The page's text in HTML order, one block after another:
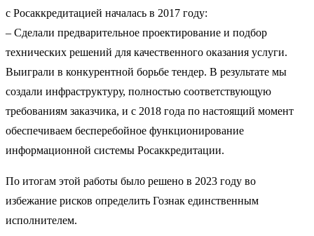
с Росаккредитацией началась в 2017 году:
– Сделали предварительное проектирование и подбор
технических решений для качественного оказания услуги.
Выиграли в конкурентной борьбе тендер. В результате мы
создали инфраструктуру, полностью соответствующую
требованиям заказчика, и с 2018 года по настоящий момент
обеспечиваем бесперебойное функционирование
информационной системы Росаккредитации.
По итогам этой работы было решено в 2023 году во
избежание рисков определить Гознак единственным
исполнителем.